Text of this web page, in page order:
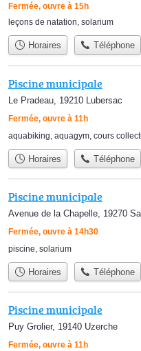
Fermée, ouvre à 15h
leçons de natation, solarium
Horaires Téléphone
Piscine municipale
Le Pradeau, 19210 Lubersac
Fermée, ouvre à 11h
aquabiking aquagym cours
Horaires Téléphone
Piscine municipale
Avenue de la Chapelle, 19270
Fermée, ouvre à 14h30
piscine, solarium
Horaires Téléphone
Piscine municipale
Puy Grolier, 19140 Uzerche
Fermée, ouvre à 11h